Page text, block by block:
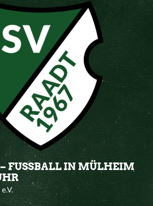
FUSSBALL IN MÜLHEIM